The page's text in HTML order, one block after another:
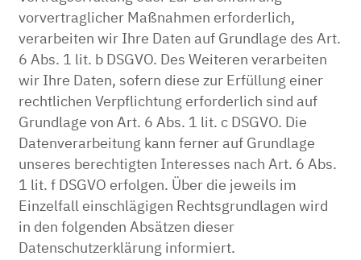
vorvertraglicher Maßnahmen erforderlich,
verarbeiten wir Ihre Daten auf Grundlage des Art.
6 Abs. 1 lit. b DSGVO. Des Weiteren verarbeiten
wir Ihre Daten, sofern diese zur Erfüllung einer
rechtlichen Verpflichtung erforderlich sind auf
Grundlage von Art. 6 Abs. 1 lit. c DSGVO. Die
Datenverarbeitung kann ferner auf Grundlage
unseres berechtigten Interesses nach Art. 6 Abs.
1 lit. f DSGVO erfolgen. Über die jeweils im
Einzelfall einschlägigen Rechtsgrundlagen wird
in den folgenden Absätzen dieser
Datenschutzerklärung informiert.